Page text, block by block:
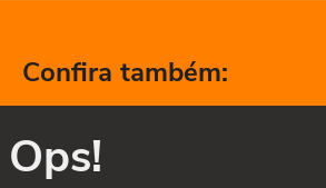
Confira também:
Ops!